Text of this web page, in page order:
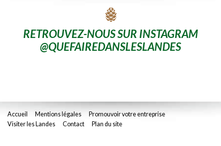
RETROUVEZ-NOUS SUR INSTAGRAM
@QUEFAIREDANSLESLANDES
Accueil Mentions légales
Promouvoir votre entreprise
Visiter les Landes
Contact Plan du site